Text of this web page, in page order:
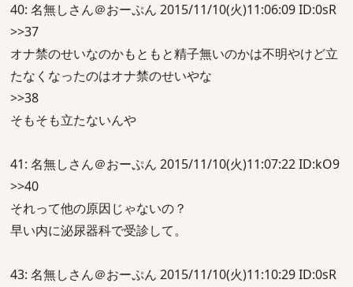
40: 名無しさん＠おーぷん 2015/11/10(火)11:06:09 ID:0sR
>>37
オナ禁のせいなのかもともと精子無いのかは不明やけど立
たなくなったのはオナ禁のせいやな
>>38
そもそも立たないんや
41: 名無しさん＠おーぷん 2015/11/10(火)11:07:22 ID:kO9
>>40
それって他の原因じゃないの？
早い内に泌尿器科で受診して。
43: 名無しさん＠おーぷん 2015/11/10(火)11:10:29 ID:0sR